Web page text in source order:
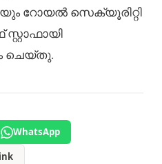
റോയൽ സെക്യൂരിറ്റി
ചെയ്തു.
WhatsApp